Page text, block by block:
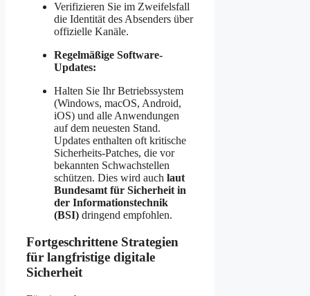
Verifizieren Sie im Zweifelsfall
die Identität des Absenders über
offizielle Kanäle.
Regelmäßige Software-
Updates:
Halten Sie Ihr Betriebssystem
(Windows, macOS, Android,
iOS) und alle Anwendungen
auf dem neuesten Stand.
Updates enthalten oft kritische
Sicherheits-Patches, die vor
bekannten Schwachstellen
schützen. Dies wird auch laut
Bundesamt für Sicherheit in
der Informationstechnik
(BSI) dringend empfohlen.
Fortgeschrittene Strategien
für langfristige digitale
Sicherheit